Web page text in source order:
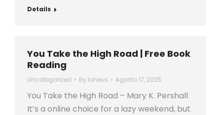
Details
You Take the High Road | Free Book
Reading
Uncategorized By loneus Agosto 17, 2025
You Take the High Road – Mary K. Pershall
It’s a online choice for a lazy weekend, but